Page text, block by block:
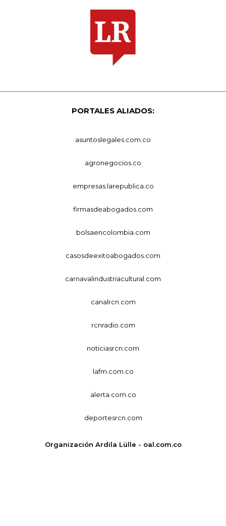
PORTALES ALIADOS:
asuntoslegales.com.co
agronegocios.co
empresas.larepublica.co
firmasdeabogados.com
bolsaencolombia.com
casosdeexitoabogados.com
carnavalindustriacultural.com
canalrcn.com
rcnradio.com
noticiasrcn.com
lafm.com.co
alerta.com.co
deportesrcn.com
Organización Ardila Lülle - oal.com.co